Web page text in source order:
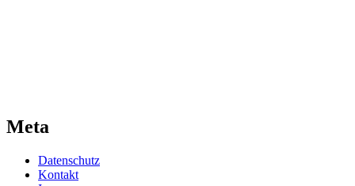
Meta
Datenschutz
Kontakt